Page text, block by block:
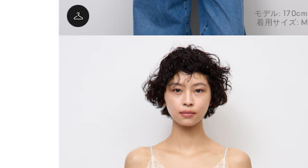
モデル: 170cm
着用サイズ: M